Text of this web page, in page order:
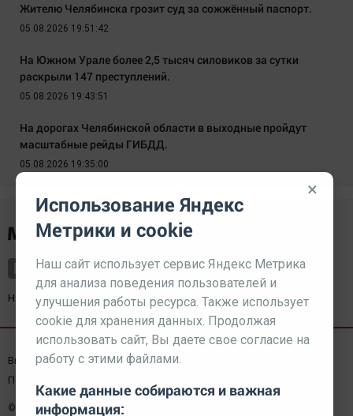
Жителю Челябинска грозит суд за сожжённый паспорт.
05.08.2026 19:51:42
На Южном Урале более 2,5 тысяч силовиков за сутки
раскрыли 147 преступлений.
05.08.2026 19:43:51
На дорогах Челябинской области в выходные пройдут
масштабные рейды ГИБДД.
05.08.2026 19:35:00
Наш партнерkurorty-sochi.ru
Выходные данные СМИ Реклама
Пользовательское соглашение
© 2026 МЕДИАЗАВОД — Сайт может содержать контент,
×
Использование Яндекс
Метрики и cookie
Наш сайт использует сервис Яндекс Метрика
для анализа поведения пользователей и
улучшения работы ресурса. Также использует
cookie для хранения данных. Продолжая
использовать сайт, Вы даете свое согласие на
работу с этими файлами.
Какие данные собираются и важная
информация: